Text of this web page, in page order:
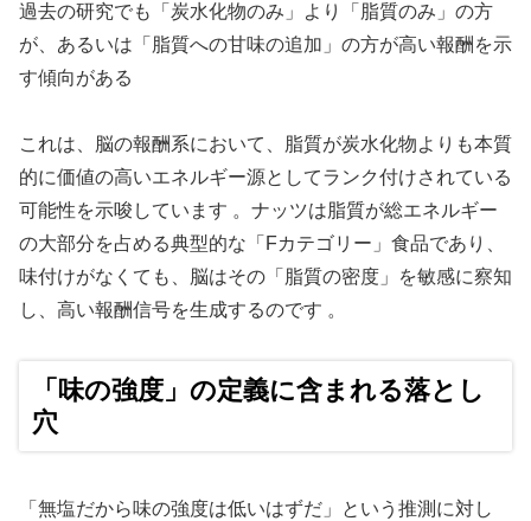
過去の研究でも「炭水化物のみ」より「脂質のみ」の方
が、あるいは「脂質への甘味の追加」の方が高い報酬を示
す傾向がある
これは、脳の報酬系において、脂質が炭水化物よりも本質
的に価値の高いエネルギー源としてランク付けされている
可能性を示唆しています 。ナッツは脂質が総エネルギー
の大部分を占める典型的な「Fカテゴリー」食品であり、
味付けがなくても、脳はその「脂質の密度」を敏感に察知
し、高い報酬信号を生成するのです 。
「味の強度」の定義に含まれる落とし
穴
「無塩だから味の強度は低いはずだ」という推測に対し